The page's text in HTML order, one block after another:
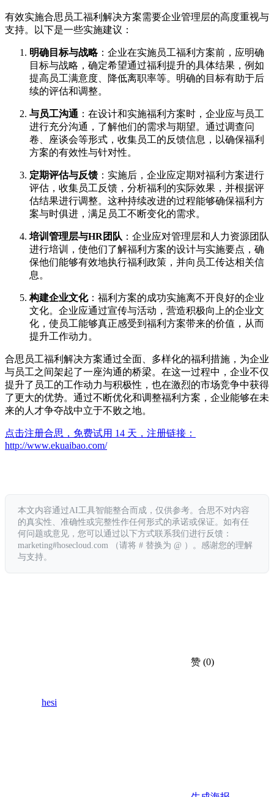
有效实施合思员工福利解决方案需要企业管理层的高度重视与
支持。以下是一些实施建议：
明确目标与战略：企业在实施员工福利方案前，应明确
目标与战略，确定希望通过福利提升的具体结果，例如
提高员工满意度、降低离职率等。明确的目标有助于后
续的评估和调整。
与员工沟通 ：在设计和实施福利方案时，企业应与员工
进行充分沟通，了解他们的需求与期望。通过调查问
卷、座谈会等形式，收集员工的反馈信息，以确保福利
方案的有效性与针对性。
定期评估与反馈 ：实施后，企业应定期对福利方案进行
评估，收集员工反馈，分析福利的实际效果，并根据评
估结果进行调整。这种持续改进的过程能够确保福利方
案与时俱进，满足员工不断变化的需求。
培训管理层与HR团队 ：企业应对管理层和人力资源团队
进行培训，使他们了解福利方案的设计与实施要点，确
保他们能够有效地执行福利政策，并向员工传达相关信
息。
构建企业文化：福利方案的成功实施离不开良好的企业
文化。企业应通过宣传与活动，营造积极向上的企业文
化，使员工能够真正感受到福利方案带来的价值，从而
提升工作动力。
合思员工福利解决方案通过全面、多样化的福利措施，为企业
与员工之间架起了一座沟通的桥梁。在这一过程中，企业不仅
提升了员工的工作动力与积极性，也在激烈的市场竞争中获得
了更大的优势。通过不断优化和调整福利方案，企业能够在未
来的人才争夺战中立于不败之地。
点击注册合思，免费试用 14 天，注册链接：
http://www.ekuaibao.com/
本文内容通过AI工具智能整合而成，仅供参考。合思不对内容
的真实性、准确性或完整性作任何形式的承诺或保证。如有任
何问题或意见，您可以通过以下方式联系我们进行反馈：
marketing#hosecloud.com （请将 # 替换为 @ ）。感谢您的理解
与支持。
赞 (0)
hesi